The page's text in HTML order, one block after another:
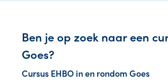
Ben je op zoek naar een
Goes?
Cursus EHBO in en rondom Goes